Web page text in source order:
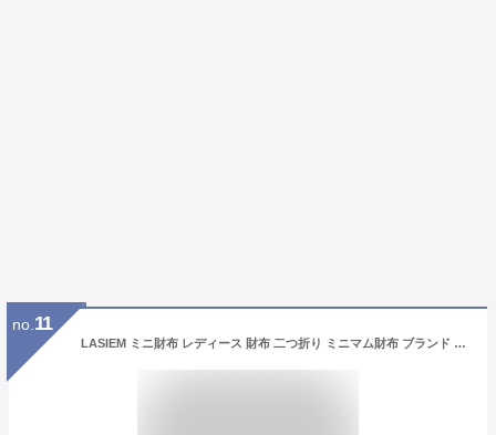
no. 11
LASIEM ミニ財布 レディース 財布 二つ折り ミニマム財布 ブランド 本革 革 使いやすい カードケース カード入れ レザー 牛革 折りたたみ カードたくさん コンパクト じゃばら 小銭入れ コインスルー お札が折れない スキミング防止